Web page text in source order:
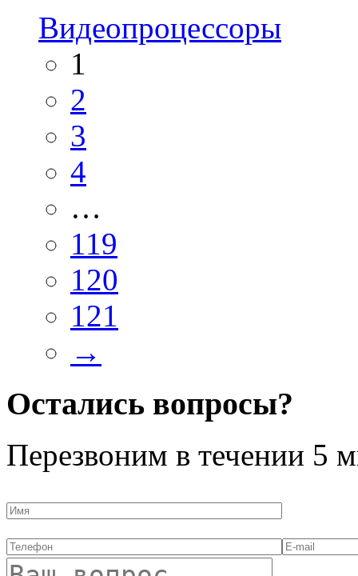
Видеопроцессоры
1
2
3
4
…
119
120
121
→
Остались вопросы?
Перезвоним в течении 5